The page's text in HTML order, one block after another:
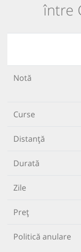
între
Notă
Curse
Distanță
Durată
Zile
Preț
Politică anulare